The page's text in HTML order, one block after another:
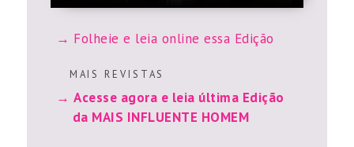
Folheie e leia online essa Edição
M A I S R E V I S T A S
Acesse agora e leia última Edição
da MAIS INFLUENTE HOMEM